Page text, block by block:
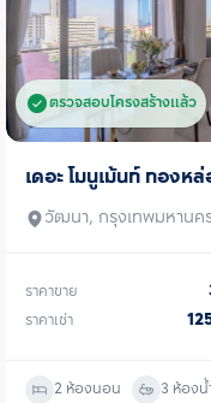
ซื้อ ขาย
ได้ทันที
นโดให้กับท่าน
ด้  ใกล้ BTS
Rail Link
ประตูน้ำ
ส้มตัดผ่าน
ส่วนกลาง 4
สระว่ายน้ำ
พได้แบบ
ตเนส ห้อง
Work Pods
นำคอนโดให้
ตรวจสอบโครงสร้างแล้ว
ขาย/เช่า
เดอะ โมนูเม้นท์ ทองห
วัฒนา, กรุงเทพมหานค
ราคาขาย
ราคาเช่า
2 ห้องนอน 3 ห้องน้